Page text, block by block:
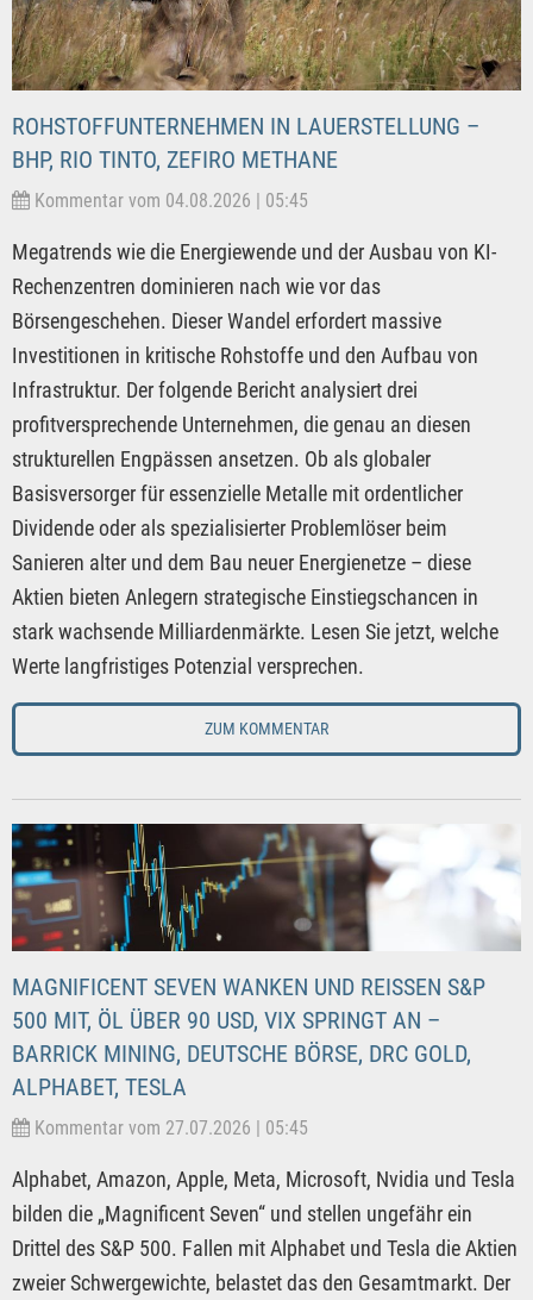
ROHSTOFFUNTERNEHMEN IN LAUERSTELLUNG –
BHP, RIO TINTO, ZEFIRO METHANE
Kommentar vom 04.08.2026 | 05:45
Megatrends wie die Energiewende und der Ausbau von KI-
Rechenzentren dominieren nach wie vor das
Börsengeschehen. Dieser Wandel erfordert massive
Investitionen in kritische Rohstoffe und den Aufbau von
Infrastruktur. Der folgende Bericht analysiert drei
profitversprechende Unternehmen, die genau an diesen
strukturellen Engpässen ansetzen. Ob als globaler
Basisversorger für essenzielle Metalle mit ordentlicher
Dividende oder als spezialisierter Problemlöser beim
Sanieren alter und dem Bau neuer Energienetze – diese
Aktien bieten Anlegern strategische Einstiegschancen in
stark wachsende Milliardenmärkte. Lesen Sie jetzt, welche
Werte langfristiges Potenzial versprechen.
ZUM KOMMENTAR
MAGNIFICENT SEVEN WANKEN UND REISSEN S&P 5
00 MIT, ÖL ÜBER 90 USD, VIX SPRINGT AN –
BARRICK MINING, DEUTSCHE BÖRSE, DRC GOLD, A
LPHABET, TESLA
Kommentar vom 27.07.2026 | 05:45
Alphabet, Amazon, Apple, Meta, Microsoft, Nvidia und Tesla
bilden die „Magnificent Seven“ und stellen ungefähr ein
Drittel des S&P 500. Fallen mit Alphabet und Tesla die Aktien
zweier Schwergewichte, belastet das den Gesamtmarkt. Der